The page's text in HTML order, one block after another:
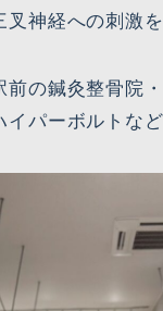
叉神経への刺激
前の鍼灸整骨院
イパーボルトな